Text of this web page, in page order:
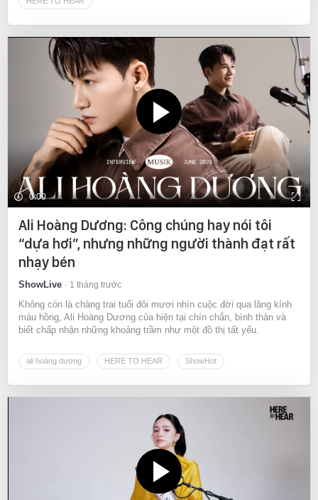
0:00
Ali Hoàng Dương: Công chúng hay nói tôi
“dựa hơi”, nhưng những người thành đạt rất
nhạy bén
ShowLive 1 tháng trước
Không còn là chàng trai tuổi đôi mươi nhìn cuộc đời qua lăng kính
màu hồng, Ali Hoàng Dương của hiện tại chín chắn, bình thản và
biết chấp nhận những khoảng trầm như một đồ thị tất yếu.
ali hoàng dương HERE TO HEAR ShowHot